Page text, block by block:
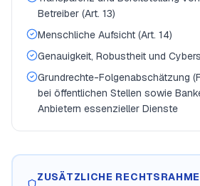
Betreiber (Art. 13)
Menschliche Aufsicht (Art. 14)
Genauigkeit, Robustheit und
Grundrechte-Folgenabschätzung
bei öffentlichen Stellen sowie
Anbietern essenzieller Dienste
ZUSÄTZLICHE